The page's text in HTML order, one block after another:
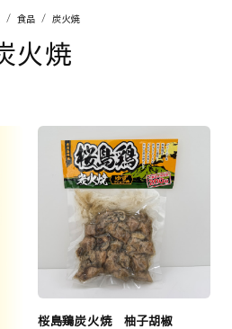
食品 炭火焼
火焼
桜島鶏炭火焼 柚子胡椒